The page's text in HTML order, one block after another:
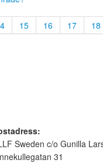
15 16 17 18
Sweden c/o Gunilla
31